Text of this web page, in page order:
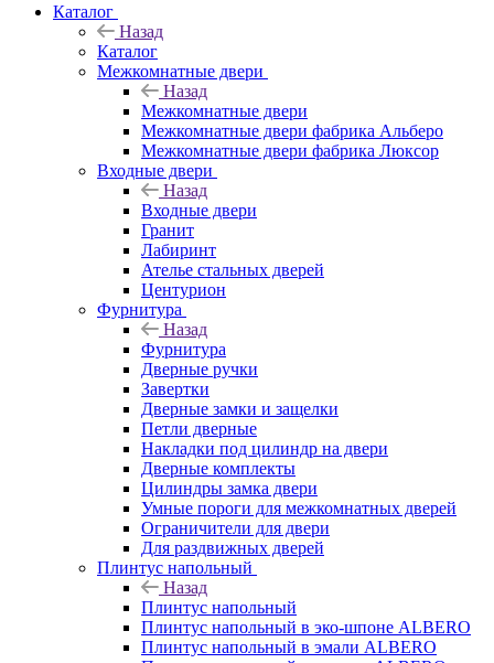
Каталог
Назад
Каталог
Межкомнатные двери
Назад
Межкомнатные двери
Межкомнатные двери фабрика Альберо
Межкомнатные двери фабрика Люксор
Входные двери
Назад
Входные двери
Гранит
Лабиринт
Ателье стальных дверей
Центурион
Фурнитура
Назад
Фурнитура
Дверные ручки
Завертки
Дверные замки и защелки
Петли дверные
Накладки под цилиндр на двери
Дверные комплекты
Цилиндры замка двери
Умные пороги для межкомнатных дверей
Ограничители для двери
Для раздвижных дверей
Плинтус напольный
Назад
Плинтус напольный
Плинтус напольный в эко-шпоне ALBERO
Плинтус напольный в эмали ALBERO